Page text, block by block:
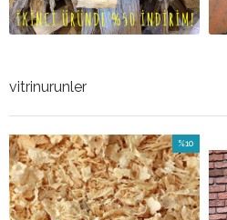
vitrinurunler
%10
İndirim
%10İndirim